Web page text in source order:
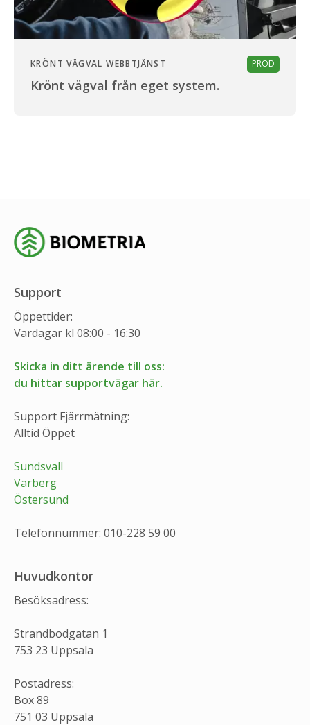
KRÖNT VÄGVAL WEBBTJÄNST PROD
Krönt vägval från eget system.
Support
Öppettider:
Vardagar kl 08:00 - 16:30
Skicka in ditt ärende till oss:
du hittar supportvägar här.
Support Fjärrmätning:
Alltid Öppet
Sundsvall
Varberg
Östersund
Telefonnummer: 010-228 59 00
Huvudkontor
Besöksadress:
Strandbodgatan 1
753 23 Uppsala
Postadress:
Box 89
751 03 Uppsala